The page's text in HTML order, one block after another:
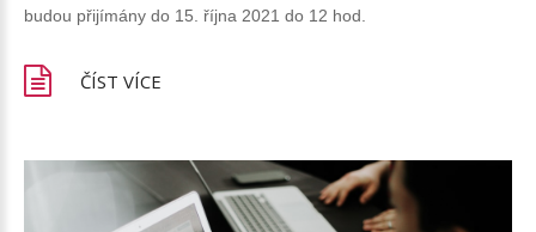
budou přijímány do 15. října 2021 do 12 hod.
ČÍST VÍCE